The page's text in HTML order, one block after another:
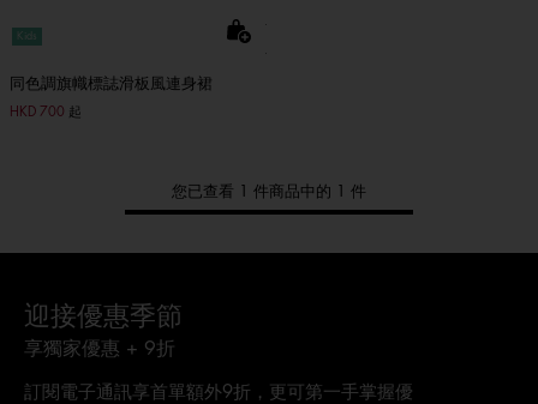
Kids
同色調旗幟標誌滑板風連身裙
HKD 700 起
您已查看 1 件商品中的 1 件
迎接優惠季節
享獨家優惠 + 9折
訂閱電子通訊享首單額外9折，更可第一手掌握優